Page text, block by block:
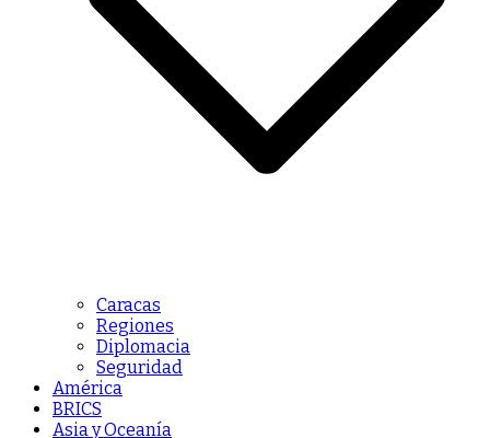
Caracas
Regiones
Diplomacia
Seguridad
América
BRICS
Asia y Oceanía